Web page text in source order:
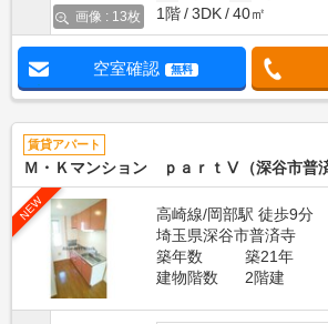
画像 : 13枚
1階
3DK 40㎡
空室確認 無料
賃貸アパート
Ｍ・Ｋマンション ｐａｒｔⅤ（深谷市普済
NEW
高崎線/岡部駅 徒歩9分
埼玉県深谷市普済寺
築年数
築21年
建物階数
2階建